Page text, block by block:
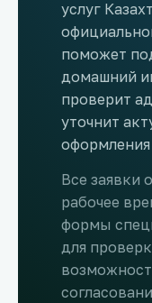
услуг
поможет
домашний
проверит
уточнит
оформления
Все заявки
рабочее
формы
для